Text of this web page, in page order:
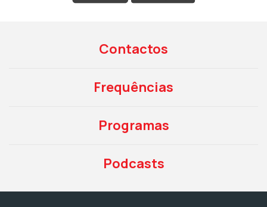
Contactos
Frequências
Programas
Podcasts